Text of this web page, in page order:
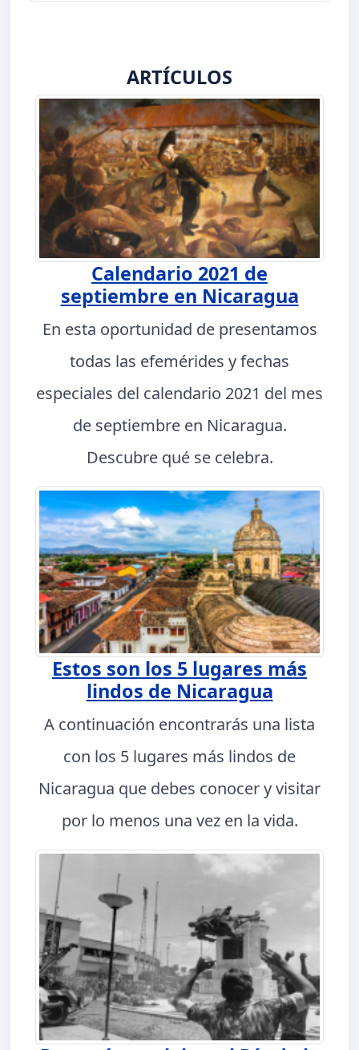
ARTÍCULOS
Calendario 2021 de
septiembre en Nicaragua
En esta oportunidad de presentamos
todas las efemérides y fechas
especiales del calendario 2021 del mes
de septiembre en Nicaragua.
Descubre qué se celebra.
Estos son los 5 lugares más
lindos de Nicaragua
A continuación encontrarás una lista
con los 5 lugares más lindos de
Nicaragua que debes conocer y visitar
por lo menos una vez en la vida.